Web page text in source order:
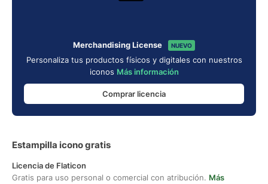
Merchandising License NUEVO
Personaliza tus productos físicos y digitales con nuestros
iconos Más información
Comprar licencia
Estampilla icono gratis
Licencia de Flaticon
Gratis para uso personal o comercial con atribución. Más